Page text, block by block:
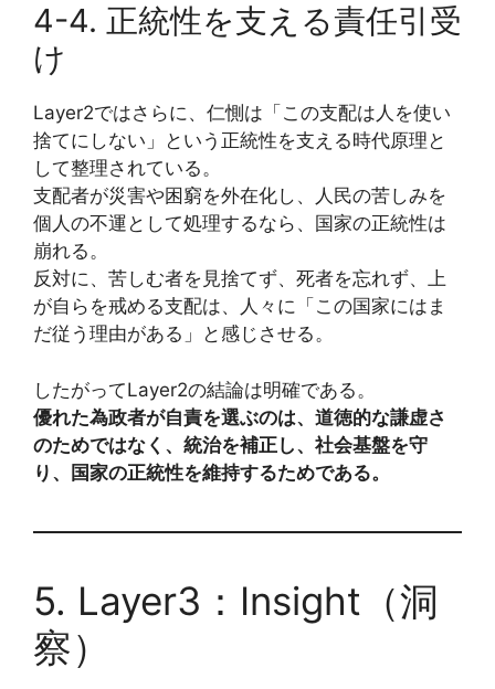
4-4. 正統性を支える責任引受
け
Layer2ではさらに、仁惻は「この支配は人を使い
捨てにしない」という正統性を支える時代原理と
して整理されている。
支配者が災害や困窮を外在化し、人民の苦しみを
個人の不運として処理するなら、国家の正統性は
崩れる。
反対に、苦しむ者を見捨てず、死者を忘れず、上
が自らを戒める支配は、人々に「この国家にはま
だ従う理由がある」と感じさせる。
したがってLayer2の結論は明確である。
優れた為政者が自責を選ぶのは、道徳的な謙虚さ
のためではなく、統治を補正し、社会基盤を守
り、国家の正統性を維持するためである。
5. Layer3：Insight（洞
察）